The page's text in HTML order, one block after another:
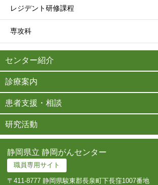
レジデント研修課程
専攻科
センター紹介
診療案内
患者支援・相談
研究活動
静岡県立 静岡がんセンター
職員専用サイト
〒411-8777 静岡県駿東郡長泉町下長窪1007番地